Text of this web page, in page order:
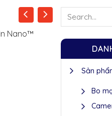
Search
Sản
Bo
Nano™